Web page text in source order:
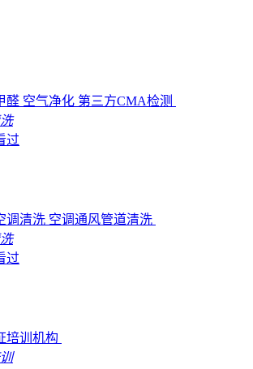
醛 空气净化 第三方CMA检测
过
调清洗 空调通风管道清洗
过
培训机构